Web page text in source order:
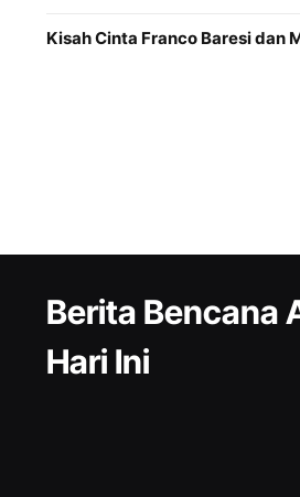
Kisah Cinta Franco Baresi dan
Berita Bencana
Hari Ini